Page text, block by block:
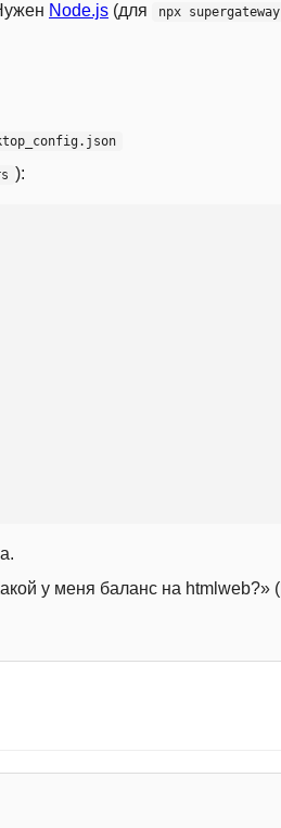
Node.js (для npx supergateway
):
у меня баланс на htmlweb?» (